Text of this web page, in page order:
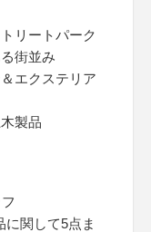
リートパーク
街並み
エクステリア
製品
関して5点ま